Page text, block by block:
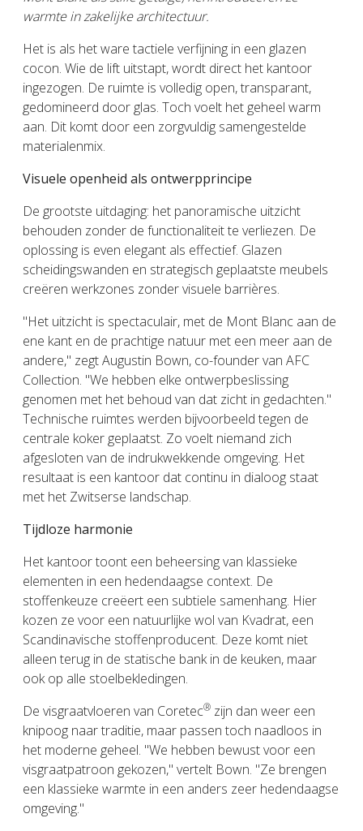
warmte in zakelijke architectuur.
Het is als het ware tactiele verfijning in een glazen
cocon. Wie de lift uitstapt, wordt direct het kantoor
ingezogen. De ruimte is volledig open, transparant,
gedomineerd door glas. Toch voelt het geheel warm
aan. Dit komt door een zorgvuldig samengestelde
materialenmix.
Visuele openheid als ontwerpprincipe
De grootste uitdaging: het panoramische uitzicht
behouden zonder de functionaliteit te verliezen. De
oplossing is even elegant als effectief. Glazen
scheidingswanden en strategisch geplaatste meubels
creëren werkzones zonder visuele barrières.
"Het uitzicht is spectaculair, met de Mont Blanc aan de
ene kant en de prachtige natuur met een meer aan de
andere," zegt Augustin Bown, co-founder van AFC
Collection. "We hebben elke ontwerpbeslissing
genomen met het behoud van dat zicht in gedachten."
Technische ruimtes werden bijvoorbeeld tegen de
centrale koker geplaatst. Zo voelt niemand zich
afgesloten van de indrukwekkende omgeving. Het
resultaat is een kantoor dat continu in dialoog staat
met het Zwitserse landschap.
Tijdloze harmonie
Het kantoor toont een beheersing van klassieke
elementen in een hedendaagse context. De
stoffenkeuze creëert een subtiele samenhang. Hier
kozen ze voor een natuurlijke wol van Kvadrat, een
Scandinavische stoffenproducent. Deze komt niet
alleen terug in de statische bank in de keuken, maar
ook op alle stoelbekledingen.
De visgraatvloeren van Coretec® zijn dan weer een
knipoog naar traditie, maar passen toch naadloos in
het moderne geheel. "We hebben bewust voor een
visgraatpatroon gekozen," vertelt Bown. "Ze brengen
een klassieke warmte in een anders zeer hedendaagse
omgeving."